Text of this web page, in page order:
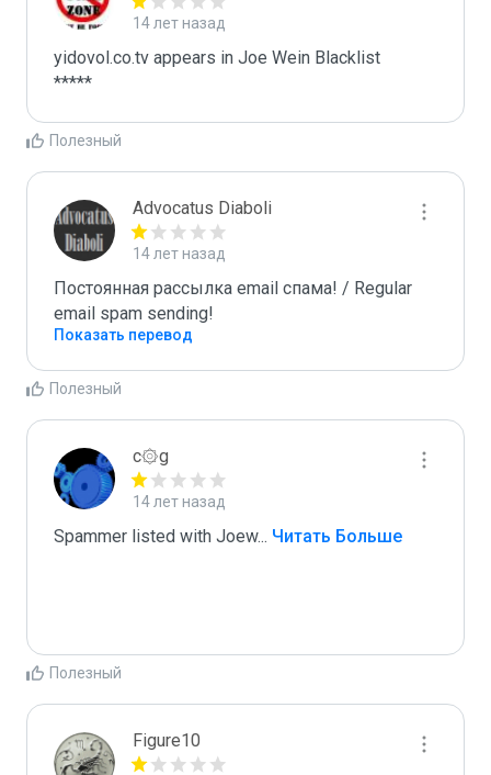
14 лет назад
yidovol.co.tv appears in Joe Wein Blacklist
*****
Полезный
Advocatus Diaboli
14 лет назад
Постоянная рассылка email спама! / Regular
email spam sending!
Показать перевод
Полезный
c۞g
14 лет назад
Spammer listed with Joew... Читать Больше
Полезный
Figure10